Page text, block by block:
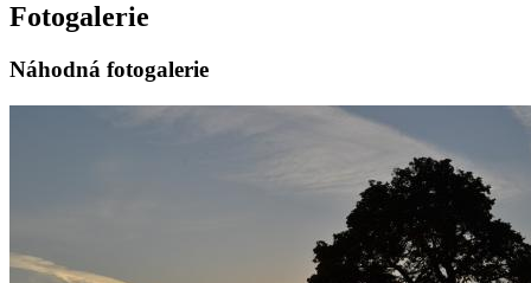
Fotogalerie
Náhodná fotogalerie